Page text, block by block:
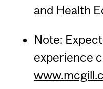
and Health
Note:
experience